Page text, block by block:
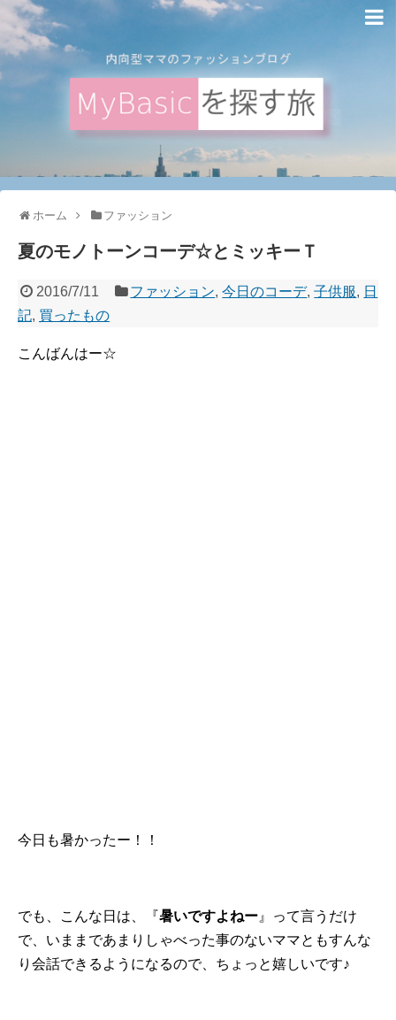
ホーム ファッション
夏のモノトーンコーデ☆とミッキーＴ
2016/7/11 ファッション,今日のコーデ,子供服, 日
記, 買ったもの
こんばんはー☆
今日も暑かったー！！
でも、こんな日は、『暑いですよねー 』って言うだけ
で、いままであまりしゃべった事のないママともすんな
り会話できるようになるので、ちょっと嬉しいです♪